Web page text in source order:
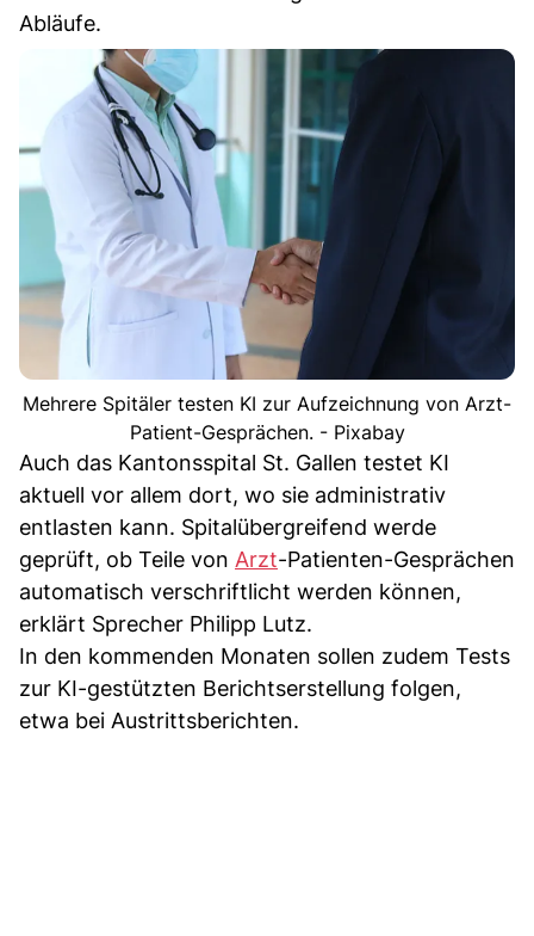
Abläufe.
Mehrere Spitäler testen KI zur Aufzeichnung von Arzt-
Patient-Gesprächen. - Pixabay
Auch das Kantonsspital St. Gallen testet KI
aktuell vor allem dort, wo sie administrativ
entlasten kann. Spitalübergreifend werde
geprüft, ob Teile von Arzt-Patienten-Gesprächen
automatisch verschriftlicht werden können,
erklärt Sprecher Philipp Lutz.
In den kommenden Monaten sollen zudem Tests
zur KI-gestützten Berichtserstellung folgen,
etwa bei Austrittsberichten.